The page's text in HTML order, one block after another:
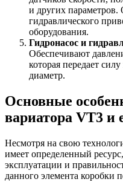
и других параметров.
гидравлического
оборудования.
Гидронасос и
Обеспечивают
которая передает
диаметр.
Основные
вариатора VT3 и
Несмотря на свою
имеет определенный
эксплуатации и
данного элемента коробки